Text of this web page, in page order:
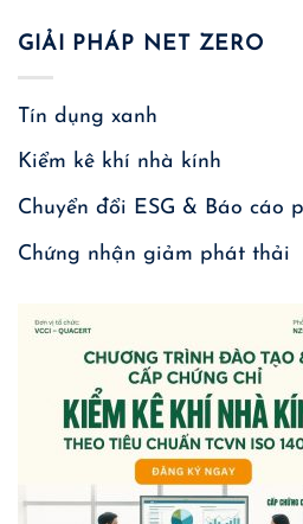
GIẢI PHÁP NET ZERO
Tín dụng xanh
Kiểm kê khí nhà kính
Chuyển đổi ESG & Báo cáo
Chứng nhận giảm phát thải